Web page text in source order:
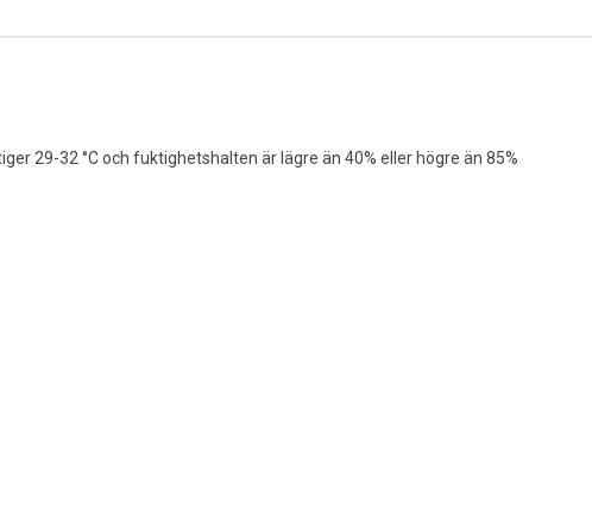
29-32 °C och fuktighetshalten är lägre än 40% eller högre än 85%